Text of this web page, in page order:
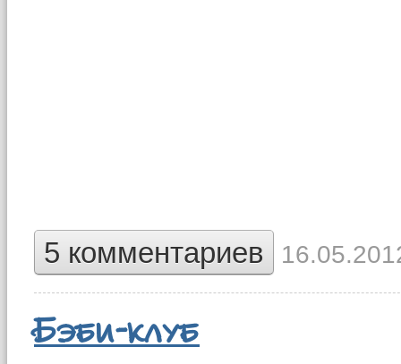
5 комментариев
Бэби-клуб